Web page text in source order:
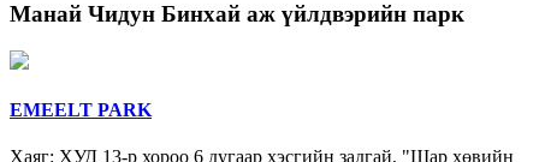
Манай Чидун Бинхай аж үйлдвэрийн парк
EMEELT PARK
Хаяг: ХУД 13-р хороо 6 дугаар хэсгийн задгай, "Шар хөвийн